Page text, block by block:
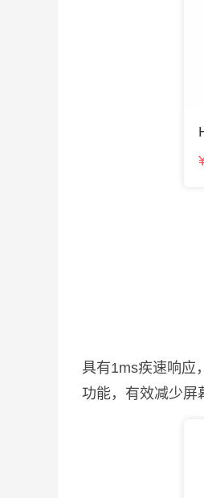
具有1ms疾速响应
功能，有效减少屏